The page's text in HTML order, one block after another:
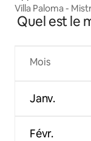
Villa Paloma -
Quel est le
Mois
Janv.
Févr.